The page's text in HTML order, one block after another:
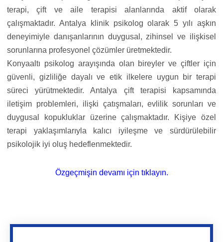
terapi, çift ve aile terapisi alanlarında aktif olarak
çalışmaktadır. Antalya klinik psikolog olarak 5 yılı aşkın
deneyimiyle danışanlarının duygusal, zihinsel ve ilişkisel
sorunlarına profesyonel çözümler üretmektedir.
Konyaaltı psikolog arayışında olan bireyler ve çiftler için
güvenli, gizliliğe dayalı ve etik ilkelere uygun bir terapi
süreci yürütmektedir. Antalya çift terapisi kapsamında
iletişim problemleri, ilişki çatışmaları, evlilik sorunları ve
duygusal kopukluklar üzerine çalışmaktadır. Kişiye özel
terapi yaklaşımlarıyla kalıcı iyileşme ve sürdürülebilir
psikolojik iyi oluş hedeflenmektedir.
Özgeçmişin devamı için tıklayın.